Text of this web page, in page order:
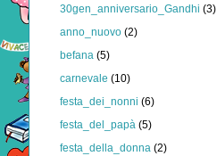
30gen_anniversario_Gandhi (3)
anno_nuovo (2)
befana (5)
carnevale (10)
festa_dei_nonni (6)
festa_del_papà (5)
festa_della_donna (2)